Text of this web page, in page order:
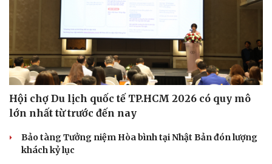
Hội chợ Du lịch quốc tế TP.HCM 2026 có quy mô
lớn nhất từ trước đến nay
Bảo tàng Tưởng niệm Hòa bình tại Nhật Bản đón lượng
khách kỷ lục